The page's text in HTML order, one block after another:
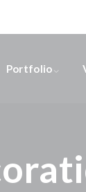
Portfolio